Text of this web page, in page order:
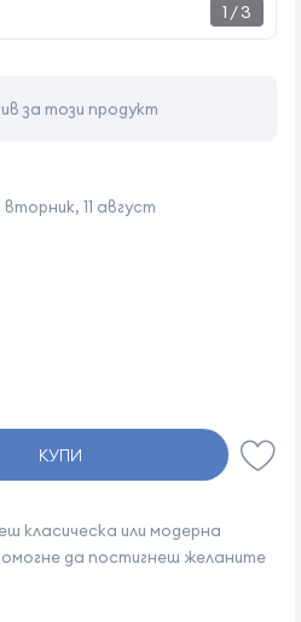
1 /3
класическа или модерна
да постигнеш желаните
за този продукт
вторник, 11 август
КУПИ